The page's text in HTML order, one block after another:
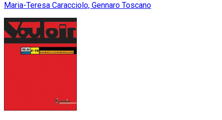
Maria-Teresa Caracciolo, Gennaro Toscano